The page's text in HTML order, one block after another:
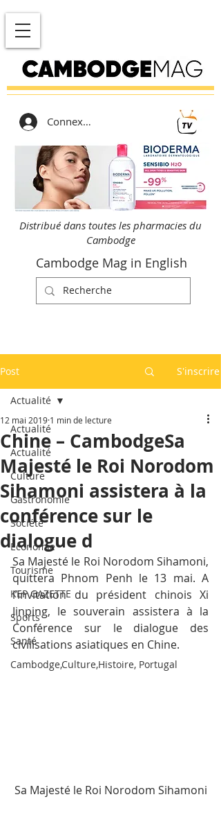
Connexion
Distribué dans toutes les pharmacies du
Cambodge
Cambodge Mag in English
Post S'inscrire
Actualité
Actualité
Culture
Gastronomie
Société
Economie
Tourisme
KEP GAZETTE
Sports
Santé
Cambodge,Culture,Histoire, Portugal
Actualité
Chine – CambodgeSa
Majesté le Roi Norodom
Sihamoni assistera à la
conférence sur le
dialogue d
12 mai 2019 1 min de lecture
Sa Majesté le Roi Norodom Sihamoni,
quittera Phnom Penh le 13 mai. A
l’invitation du président chinois Xi
Jinping, le souverain assistera à la
Conférence sur le dialogue des
civilisations asiatiques en Chine.
Sa Majesté le Roi Norodom Sihamoni